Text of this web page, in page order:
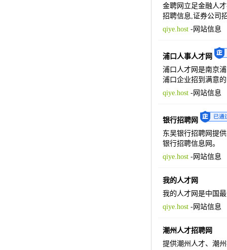
金聘网立足金融人
招聘信息,证券公司
qiye.host-网站信息
浦口人事人才网
浦口人才网是南京
浦口企业招到满意
qiye.host-网站信息
银行招聘网
东吴银行招聘网提
银行招聘信息网。
qiye.host-网站信息
我的人才网
我的人才网是中国
qiye.host-网站信息
潮州人才招聘网
提供潮州人才、潮